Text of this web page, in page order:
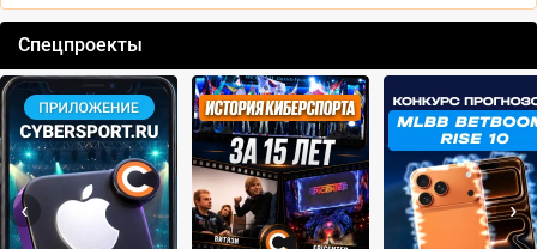
Спецпроекты
‹ ›